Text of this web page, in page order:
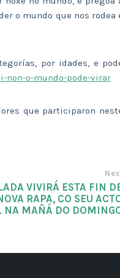
o mundo que nos rodea
por idades, e
non-o-mundo-pode-virar
que participaron
VIVIRÁ ESTA FIN
RAPA, CO SEU
NA MAÑÁ DO